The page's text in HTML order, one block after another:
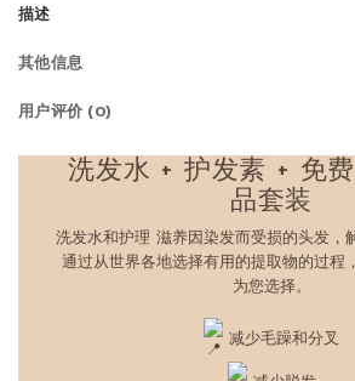
描述
其他信息
用户评价 (0)
洗发水 + 护发素 + 免
品套装
洗发水和护理 滋养因染发而受损的头发，
通过从世界各地选择有用的提取物的过
为您选择。
减少毛躁和分叉